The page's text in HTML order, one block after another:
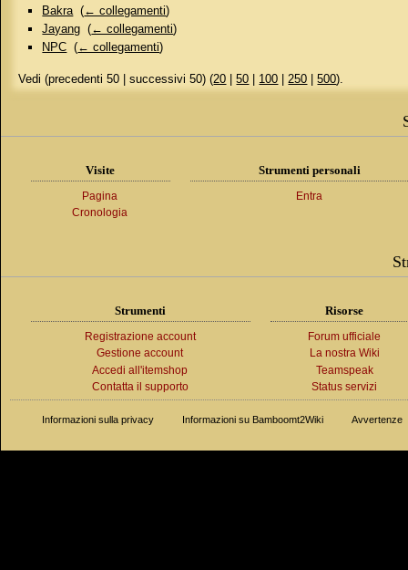
Bakra ‎(← collegamenti)
Jayang ‎(← collegamenti)
NPC ‎(← collegamenti)
Vedi (precedenti 50 | successivi 50) (20 |50 | 100 | 250 |500).
Visite
Pagina
Cronologia
Strumenti personali
Entra
Strumenti
Registrazione account
Gestione account
Accedi all'itemshop
Contatta il supporto
Risorse
Forum ufficiale
La nostra Wiki
Teamspeak
Status servizi
Informazioni sulla privacy Informazioni su Bamboomt2Wiki Avvertenze